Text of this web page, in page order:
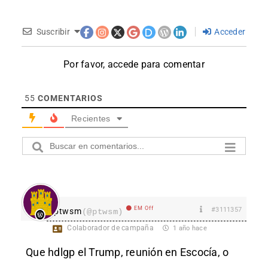
Suscribir Acceder
Por favor, accede para comentar
55 COMENTARIOS
Recientes
ptwsm(@ptwsm) EM Off #3111357
Colaborador de campaña 1 año hace
Que hdlgp el Trump, reunión en Escocía, o